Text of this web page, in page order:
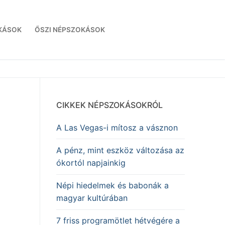
ŐSZI NÉPSZOKÁSOK
CIKKEK NÉPSZOKÁSOKRÓL
A Las Vegas-i mítosz a vásznon
A pénz, mint eszköz változása az
ókortól napjainkig
Népi hiedelmek és babonák a
magyar kultúrában
7 friss programötlet hétvégére a